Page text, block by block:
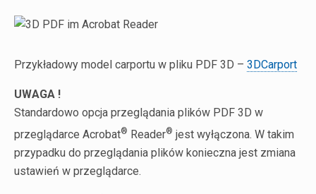
Przykładowy model carportu w pliku PDF 3D – 3DCarport
UWAGA !
Standardowo opcja przeglądania plików PDF 3D w
przeglądarce Acrobat® Reader® jest wyłączona. W takim
przypadku do przeglądania plików konieczna jest zmiana
ustawień w przeglądarce.